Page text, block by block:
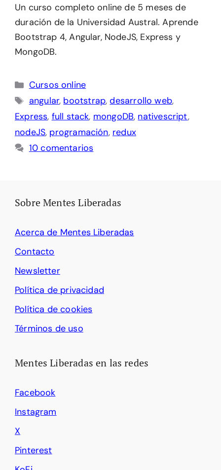
Un curso completo online de 5 meses de
duración de la Universidad Austral. Aprende
Bootstrap 4, Angular, NodeJS, Express y
MongoDB.
Categorías
Cursos online
Etiquetas
angular, bootstrap,desarrollo web,
Express, full stack, mongoDB, nativescript,
nodeJS, programación, redux
10 comentarios
Sobre Mentes Liberadas
Acerca de Mentes Liberadas
Contacto
Newsletter
Política de privacidad
Política de cookies
Términos de uso
Mentes Liberadas en las redes
Facebook
Instagram
X
Pinterest